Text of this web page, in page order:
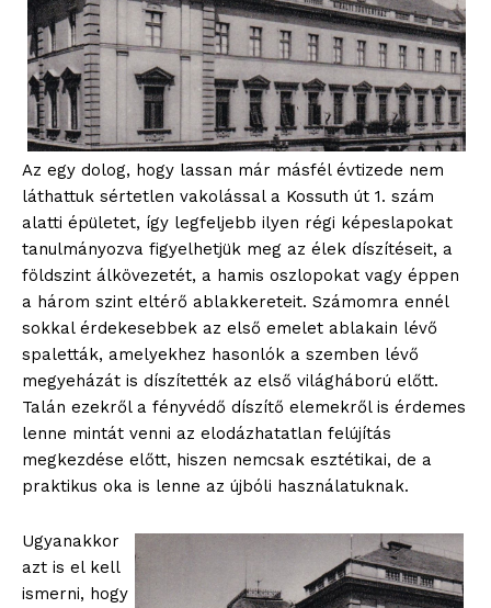
Az egy dolog, hogy lassan már másfél évtizede nem
láthattuk sértetlen vakolással a Kossuth út 1. szám
alatti épületet, így legfeljebb ilyen régi képeslapokat
tanulmányozva figyelhetjük meg az élek díszítéseit, a
földszint álkövezetét, a hamis oszlopokat vagy éppen
a három szint eltérő ablakkereteit. Számomra ennél
sokkal érdekesebbek az első emelet ablakain lévő
spaletták, amelyekhez hasonlók a szemben lévő
megyeházát is díszítették az első világháború előtt.
Talán ezekről a fényvédő díszítő elemekről is érdemes
lenne mintát venni az elodázhatatlan felújítás
megkezdése előtt, hiszen nemcsak esztétikai, de a
praktikus oka is lenne az újbóli használatuknak.
Ugyanakkor
azt is el kell
ismerni, hogy